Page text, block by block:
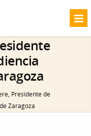
Presidente de
Zaragoza